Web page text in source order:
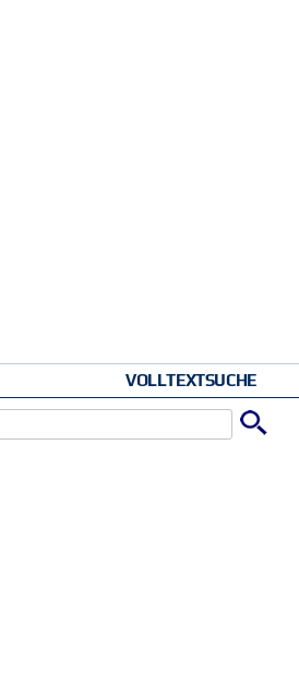
VOLLTEXTSUCHE